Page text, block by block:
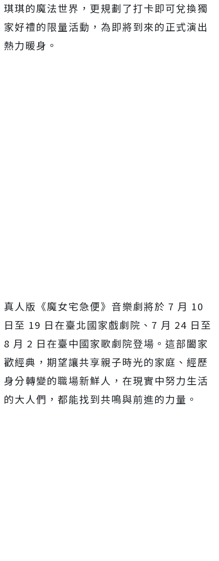
琪琪的魔法世界，更規劃了打卡即可兌換獨
家好禮的限量活動，為即將到來的正式演出
熱力暖身。
真人版《魔女宅急便》音樂劇將於 7 月 10
日至 19 日在臺北國家戲劇院、7 月 24 日至
8 月 2 日在臺中國家歌劇院登場。這部闔家
歡經典，期望讓共享親子時光的家庭、經歷
身分轉變的職場新鮮人，在現實中努力生活
的大人們，都能找到共鳴與前進的力量。